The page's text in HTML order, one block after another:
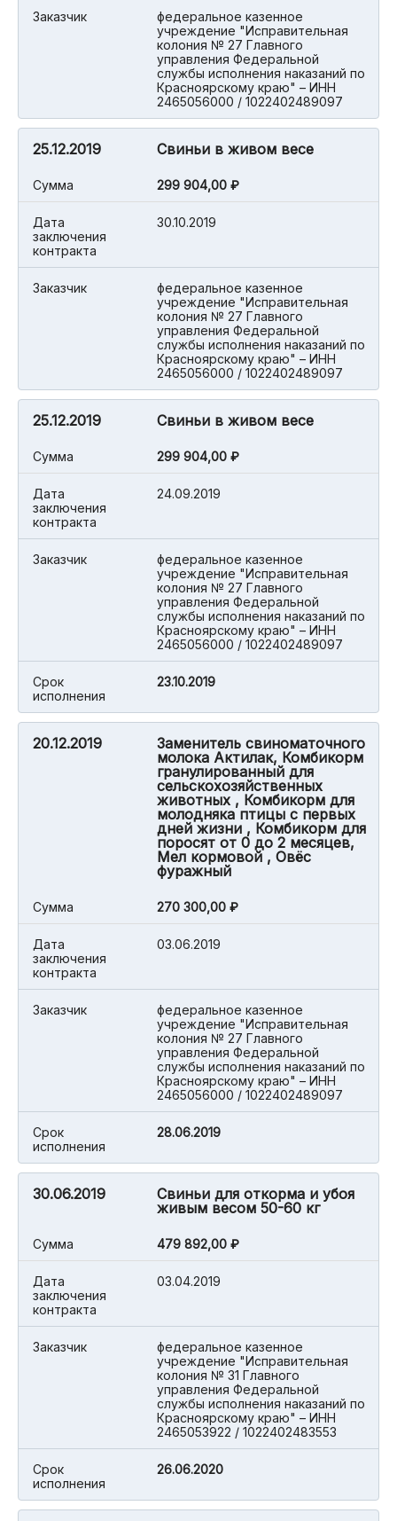
Заказчик
федеральное казенное
учреждение "Исправительная
колония № 27 Главного
управления Федеральной
службы исполнения наказаний по
Красноярскому краю" – ИНН
2465056000 / 1022402489097
25.12.2019 Свиньи в живом весе
Cумма 299 904,00 ₽
Дата
заключения
контракта
30.10.2019
Заказчик
федеральное казенное
учреждение "Исправительная
колония № 27 Главного
управления Федеральной
службы исполнения наказаний по
Красноярскому краю" – ИНН
2465056000 / 1022402489097
25.12.2019 Свиньи в живом весе
Cумма 299 904,00 ₽
Дата
заключения
контракта
24.09.2019
Заказчик
федеральное казенное
учреждение "Исправительная
колония № 27 Главного
управления Федеральной
службы исполнения наказаний по
Красноярскому краю" – ИНН
2465056000 / 1022402489097
Срок
исполнения
23.10.2019
20.12.2019
Заменитель свиноматочного
молока Актилак, Комбикорм
гранулированный для
сельскохозяйственных
животных , Комбикорм для
молодняка птицы с первых
дней жизни , Комбикорм для
поросят от 0 до 2 месяцев,
Мел кормовой , Овёс
фуражный
Cумма 270 300,00 ₽
Дата
заключения
контракта
03.06.2019
Заказчик
федеральное казенное
учреждение "Исправительная
колония № 27 Главного
управления Федеральной
службы исполнения наказаний по
Красноярскому краю" – ИНН
2465056000 / 1022402489097
Срок
исполнения
28.06.2019
30.06.2019
Свиньи для откорма и убоя
живым весом 50-60 кг
Cумма 479 892,00 ₽
Дата
заключения
контракта
03.04.2019
Заказчик
федеральное казенное
учреждение "Исправительная
колония № 31 Главного
управления Федеральной
службы исполнения наказаний по
Красноярскому краю" – ИНН
2465053922 / 1022402483553
Срок
исполнения
26.06.2020